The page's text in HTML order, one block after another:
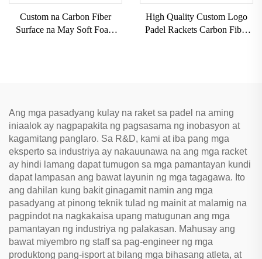
Custom na Carbon Fiber
Surface na May Soft Foam
High Quality Custom Logo
Padel Rackets Carbon Fiber
Ang mga pasadyang kulay na raket sa padel na aming
iniaalok ay nagpapakita ng pagsasama ng inobasyon at
kagamitang panglaro. Sa R&D, kami at iba pang mga
eksperto sa industriya ay nakauunawa na ang mga racket
ay hindi lamang dapat tumugon sa mga pamantayan kundi
dapat lampasan ang bawat layunin ng mga tagagawa. Ito
ang dahilan kung bakit ginagamit namin ang mga
pasadyang at pinong teknik tulad ng mainit at malamig na
pagpindot na nagkakaisa upang matugunan ang mga
pamantayan ng industriya ng palakasan. Mahusay ang
bawat miyembro ng staff sa pag-engineer ng mga
produktong pang-isport at bilang mga bihasang atleta, at